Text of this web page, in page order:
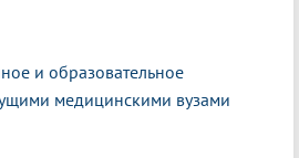
и образовательное
медицинскими вузами